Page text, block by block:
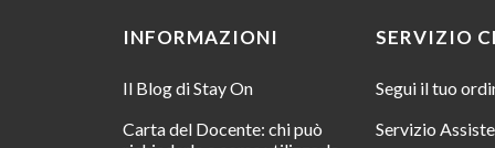
INFORMAZIONI
Il Blog di Stay On
Carta del Docente: chi può
SERVIZIO
Segui il tuo
Servizio